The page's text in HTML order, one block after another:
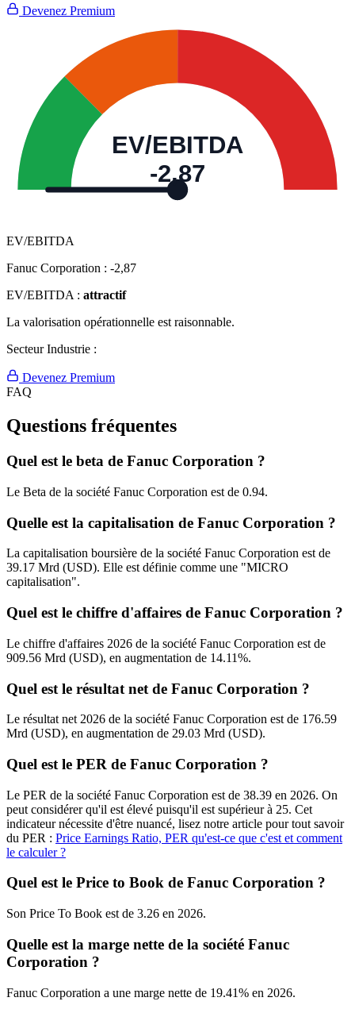
Devenez Premium
EV/EBITDA
-2,87
EV/EBITDA
Fanuc Corporation : -2,87
EV/EBITDA : attractif
La valorisation opérationnelle est raisonnable.
Secteur Industrie :
Devenez Premium
FAQ
Questions fréquentes
Quel est le beta de Fanuc Corporation ?
Le Beta de la société Fanuc Corporation est de 0.94.
Quelle est la capitalisation de Fanuc Corporation ?
La capitalisation boursière de la société Fanuc Corporation est de
39.17 Mrd (USD). Elle est définie comme une "MICRO
capitalisation".
Quel est le chiffre d'affaires de Fanuc Corporation ?
Le chiffre d'affaires 2026 de la société Fanuc Corporation est de
909.56 Mrd (USD), en augmentation de 14.11%.
Quel est le résultat net de Fanuc Corporation ?
Le résultat net 2026 de la société Fanuc Corporation est de 176.59
Mrd (USD), en augmentation de 29.03 Mrd (USD).
Quel est le PER de Fanuc Corporation ?
Le PER de la société Fanuc Corporation est de 38.39 en 2026. On
peut considérer qu'il est élevé puisqu'il est supérieur à 25. Cet
indicateur nécessite d'être nuancé, lisez notre article pour tout savoir
du PER : Price Earnings Ratio, PER qu'est-ce que c'est et comment
le calculer ?
Quel est le Price to Book de Fanuc Corporation ?
Son Price To Book est de 3.26 en 2026.
Quelle est la marge nette de la société Fanuc
Corporation ?
Fanuc Corporation a une marge nette de 19.41% en 2026.